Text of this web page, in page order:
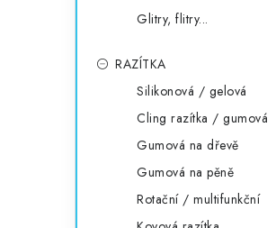
Glitry, flitry...
RAZÍTKA
Silikonová / gelová
Cling razítka / gumová
Gumová na dřevě
Gumová na pěně
Rotační / multifunkční